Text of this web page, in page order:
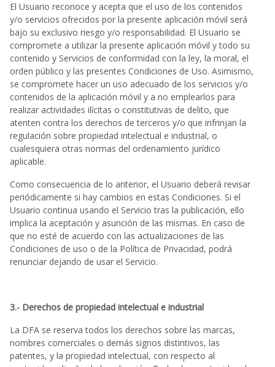
El Usuario reconoce y acepta que el uso de los contenidos
y/o servicios ofrecidos por la presente aplicación móvil será
bajo su exclusivo riesgo y/o responsabilidad. El Usuario se
compromete a utilizar la presente aplicación móvil y todo su
contenido y Servicios de conformidad con la ley, la moral, el
orden público y las presentes Condiciones de Uso. Asimismo,
se compromete hacer un uso adecuado de los servicios y/o
contenidos de la aplicación móvil y a no emplearlos para
realizar actividades ilícitas o constitutivas de delito, que
atenten contra los derechos de terceros y/o que infrinjan la
regulación sobre propiedad intelectual e industrial, o
cualesquiera otras normas del ordenamiento jurídico
aplicable.
Como consecuencia de lo anterior, el Usuario deberá revisar
periódicamente si hay cambios en estas Condiciones. Si el
Usuario continua usando el Servicio tras la publicación, ello
implica la aceptación y asunción de las mismas. En caso de
que no esté de acuerdo con las actualizaciones de las
Condiciones de uso o de la Política de Privacidad, podrá
renunciar dejando de usar el Servicio.
3.- Derechos de propiedad intelectual e industrial
La DFA se reserva todos los derechos sobre las marcas,
nombres comerciales o demás signos distintivos, las
patentes, y la propiedad intelectual, con respecto al